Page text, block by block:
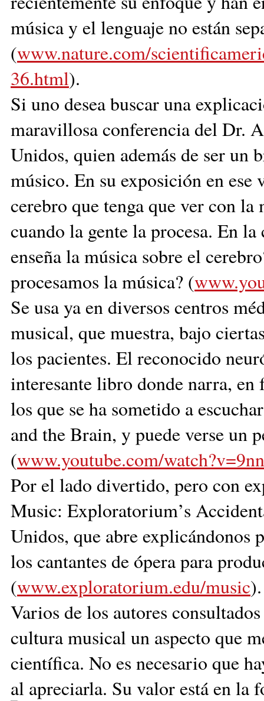
música y el lenguaje no están
(www.nature.com/
36.html).
Si uno desea buscar una
maravillosa conferencia del Dr.
Unidos, quien además de ser un
músico. En su exposición en
cerebro que tenga que ver con la
cuando la gente la procesa. En
enseña la música sobre el
procesamos la música? (
Se usa ya en diversos centros
musical, que muestra, bajo
los pacientes. El reconocido
interesante libro donde narra, en
los que se ha sometido a
and the Brain, y puede verse un
(www.youtube.com/
Por el lado divertido, pero con
Music: Exploratorium’s
Unidos, que abre explicándonos
los cantantes de ópera para
(www.exploratorium.edu/music).
Varios de los autores
cultura musical un aspecto que
científica. No es necesario que
al apreciarla. Su valor está en la